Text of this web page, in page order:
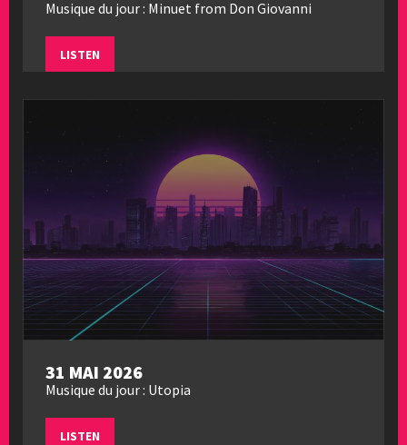
Musique du jour : Minuet from Don Giovanni
LISTEN
31 MAI 2026
Musique du jour : Utopia
LISTEN